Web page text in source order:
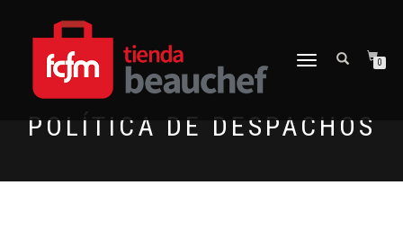
CAMBIAR
0
POLÍTICA DE DESPACHOS